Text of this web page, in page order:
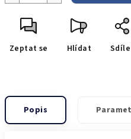
Zeptat se Hlídat
Popis